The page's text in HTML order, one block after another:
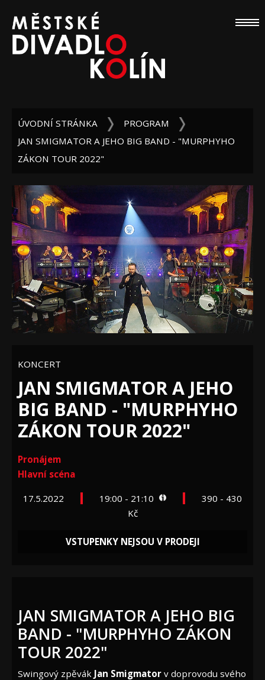
ÚVODNÍ STRÁNKA
PROGRAM
JAN SMIGMATOR A JEHO BIG BAND - "MURPHYHO
ZÁKON TOUR 2022"
KONCERT
JAN SMIGMATOR A JEHO
BIG BAND - "MURPHYHO
ZÁKON TOUR 2022"
Pronájem
Hlavní scéna
17.5.2022 19:00 - 21:10
390 - 430
Kč
VSTUPENKY NEJSOU V PRODEJI
JAN SMIGMATOR A JEHO BIG
BAND - "MURPHYHO ZÁKON
TOUR 2022"
Swingový zpěvák Jan Smigmator v doprovodu svého